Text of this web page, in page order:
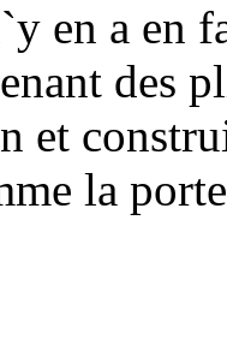
en a en
des
et
la